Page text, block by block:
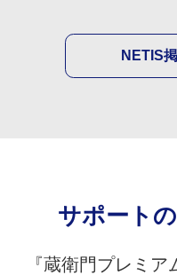
NETIS
サポート
『蔵衛門プレミア